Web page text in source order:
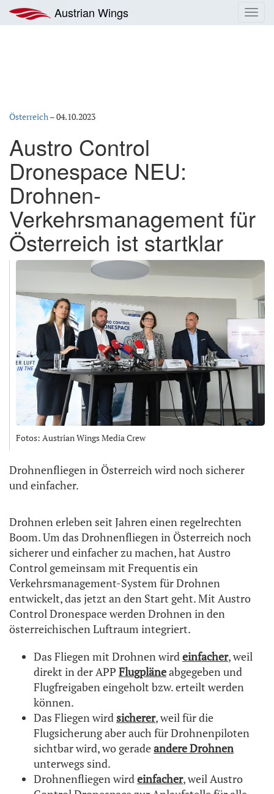
Inhalt
springen
Austrian Wings
Österreich–04.10.2023
Austro Control
Dronespace NEU:
Drohnen-
Verkehrsmanagement für
Österreich ist startklar
Fotos: Austrian Wings Media Crew
Drohnenfliegen in Österreich wird noch sicherer
und einfacher.
Drohnen erleben seit Jahren einen regelrechten
Boom. Um das Drohnenfliegen in Österreich noch
sicherer und einfacher zu machen, hat Austro
Control gemeinsam mit Frequentis ein
Verkehrsmanagement-System für Drohnen
entwickelt, das jetzt an den Start geht. Mit Austro
Control Dronespace werden Drohnen in den
österreichischen Luftraum integriert.
Das Fliegen mit Drohnen wirdeinfacher, weil
direkt in der APP Flugpläneabgegeben und
Flugfreigaben eingeholt bzw. erteilt werden
können.
Das Fliegen wird sicherer, weil für die
Flugsicherung aber auch für Drohnenpiloten
sichtbar wird, wo geradeandere Drohnen
unterwegs sind.
Drohnenfliegen wirdeinfacher, weil Austro